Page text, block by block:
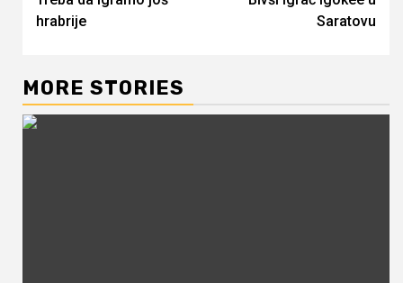
Reading
hrabrije
Saratovu
MORE STORIES